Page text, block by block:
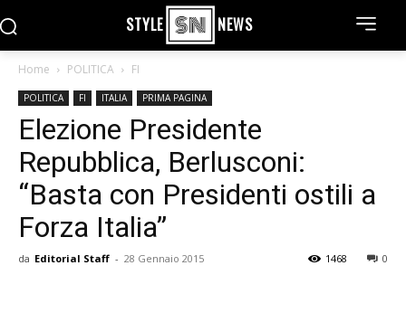
STYLE NEWS
Home POLITICA FI
POLITICA FI ITALIA PRIMA PAGINA
Elezione Presidente
Repubblica, Berlusconi:
“Basta con Presidenti ostili a
Forza Italia”
da Editorial Staff - 28 Gennaio 2015 0
1468